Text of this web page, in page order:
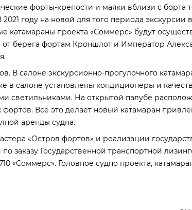
форты-крепости и маяки вблизи с борта
году на новой для того периода экскурсии
катамараны проекта «Соммерс» будут
берега фортам Кроншлот и Император
В салоне экскурсионно-прогулочного
в салоне установлены кондиционеры и
светильниками. На открытой палубе
Всё это делает новый катамаран
аренды судна.
«Остров фортов» и реализации
заказу Государственной транспортной
«Соммерс». Головное судно проекта,